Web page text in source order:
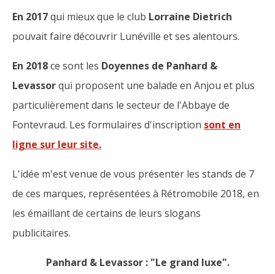
En 2017qui mieux que le club Lorraine Dietrich
pouvait faire découvrir Lunéville et ses alentours.
En 2018ce sont les Doyennes de Panhard &
Levassorqui proposent une balade en Anjou et plus
particulièrement dans le secteur de l'Abbaye de
Fontevraud. Les formulaires d'inscription sont en
ligne sur leur site.
L'idée m'est venue de vous présenter les stands de 7
de ces marques, représentées à Rétromobile 2018, en
les émaillant de certains de leurs slogans
publicitaires.
Panhard & Levassor : "Le grand luxe".